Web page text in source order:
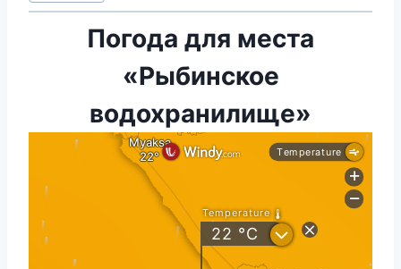
Погода для места
«Рыбинское
водохранилище»